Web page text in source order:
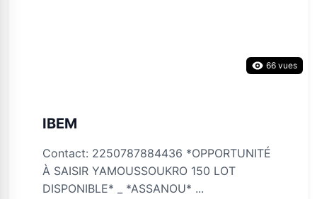
66 vues
IBEM
Contact: 2250787884436 *OPPORTUNITÉ
À SAISIR YAMOUSSOUKRO 150 LOT
DISPONIBLE* _ *ASSANOU* ...